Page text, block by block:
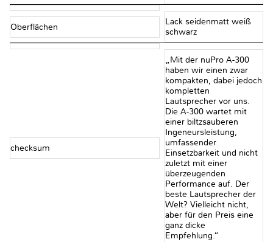
Oberflächen
Lack seidenmatt weiß
schwarz
checksum
„Mit der nuPro A-300
haben wir einen zwar
kompakten, dabei jedoch
kompletten
Lautsprecher vor uns.
Die A-300 wartet mit
einer biltzsauberen
Ingeneursleistung,
umfassender
Einsetzbarkeit und nicht
zuletzt mit einer
überzeugenden
Performance auf. Der
beste Lautsprecher der
Welt? Vielleicht nicht,
aber für den Preis eine
ganz dicke
Empfehlung.“